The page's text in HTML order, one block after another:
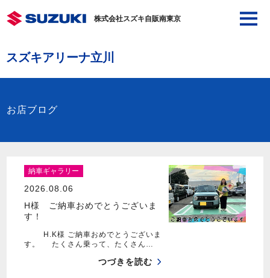
株式会社スズキ自販南東京
スズキアリーナ立川
お店ブログ
納車ギャラリー
2026.08.06
H様 ご納車おめでとうございま
す！
H.K様 ご納車おめでとうございま
す。 たくさん乗って、たくさん…
つづきを読む